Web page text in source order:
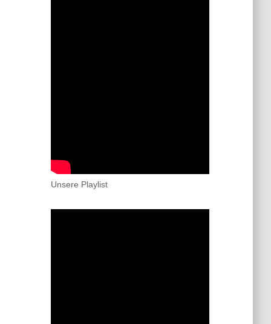
Unsere Playlist